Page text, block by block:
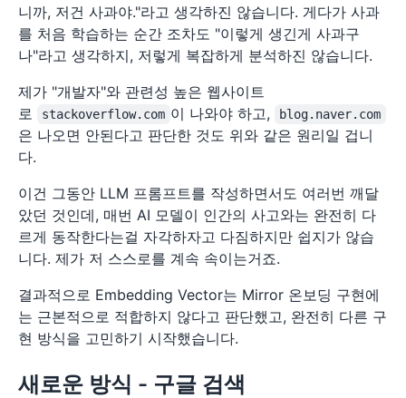
니까, 저건 사과야."라고 생각하진 않습니다. 게다가 사과
를 처음 학습하는 순간 조차도 "이렇게 생긴게 사과구
나"라고 생각하지, 저렇게 복잡하게 분석하진 않습니다.
제가 "개발자"와 관련성 높은 웹사이트
로
stackoverflow.com 이 나와야 하고, blog.naver.com
은 나오면 안된다고 판단한 것도 위와 같은 원리일 겁니
다.
이건 그동안 LLM 프롬프트를 작성하면서도 여러번 깨달
았던 것인데, 매번 AI 모델이 인간의 사고와는 완전히 다
르게 동작한다는걸 자각하자고 다짐하지만 쉽지가 않습
니다. 제가 저 스스로를 계속 속이는거죠.
결과적으로 Embedding Vector는 Mirror 온보딩 구현에
는 근본적으로 적합하지 않다고 판단했고, 완전히 다른 구
현 방식을 고민하기 시작했습니다.
새로운 방식 - 구글 검색